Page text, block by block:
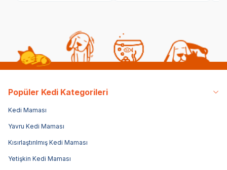
Popüler Kedi Kategorileri
Kedi Maması
Yavru Kedi Maması
Kısırlaştırılmış Kedi Maması
Yetişkin Kedi Maması